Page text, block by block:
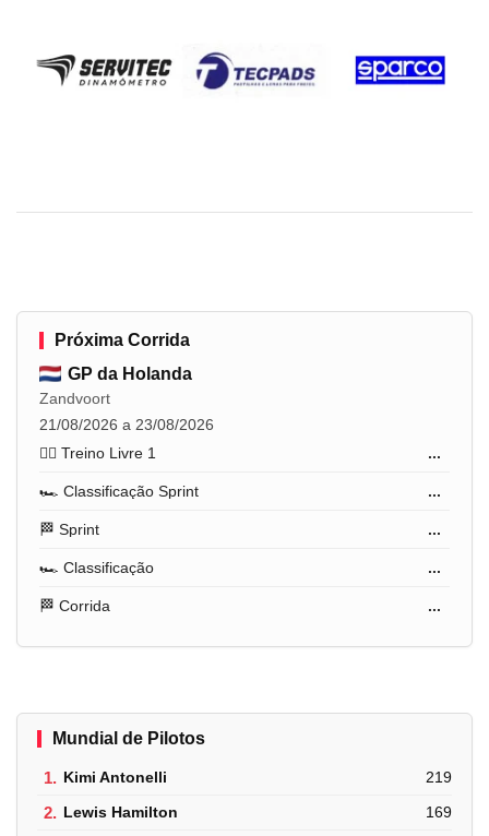
Próxima Corrida
GP da Holanda
Zandvoort
21/08/2026 a 23/08/2026
🏋️‍♂️ Treino Livre 1
...
🏎️ Classificação Sprint ...
🏁 Sprint ...
🏎️ Classificação ...
🏁 Corrida ...
Mundial de Pilotos
1. Kimi Antonelli 219
2. Lewis Hamilton 169